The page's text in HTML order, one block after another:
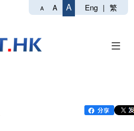
A A A Eng | 繁